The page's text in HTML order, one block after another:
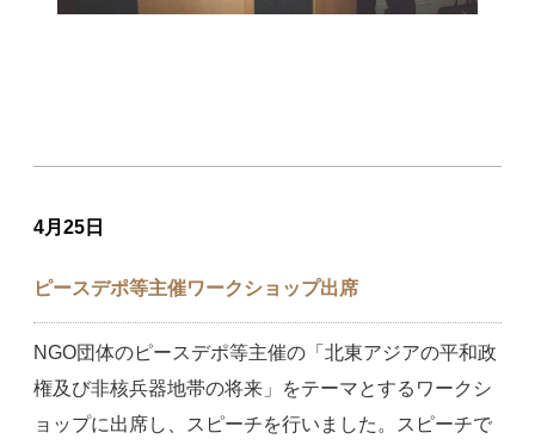
4月25日
ピースデポ等主催ワークショップ出席
NGO団体のピースデポ等主催の「北東アジアの平和政
権及び非核兵器地帯の将来」をテーマとするワークシ
ョップに出席し、スピーチを行いました。スピーチで